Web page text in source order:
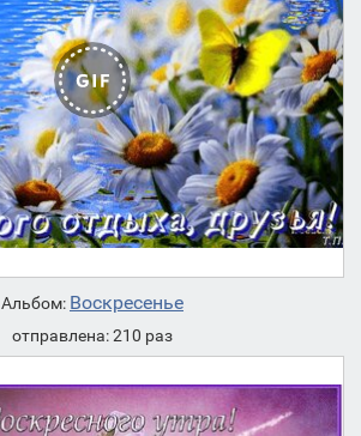
Альбом: Воскресенье
отправлена: 210 раз